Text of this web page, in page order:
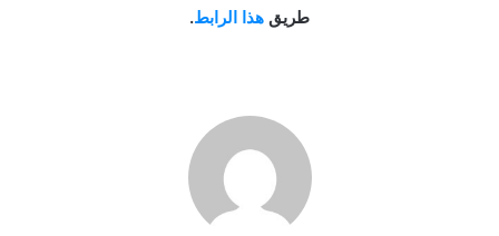
طريق هذا الرابط.